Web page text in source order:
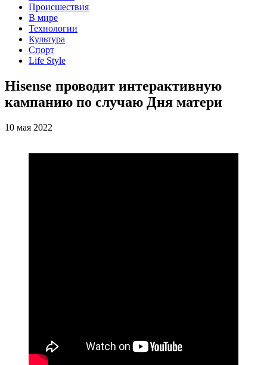
Происшествия
В мире
Технологии
Культура
Спорт
Life Style
Hisense проводит интерактивную
кампанию по случаю Дня матери
10 мая 2022